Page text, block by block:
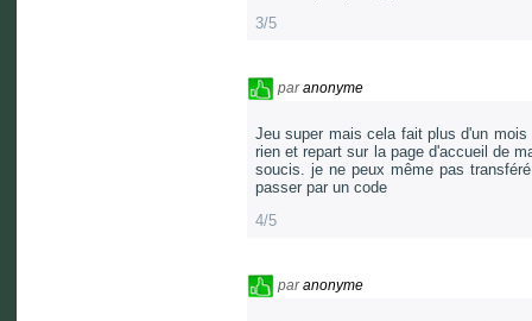
3/5
paranonyme
Jeu super mais cela fait plus d'un
rien et repart sur la page d'accueil de
soucis. je ne peux même pas
passer par un code
4/5
paranonyme